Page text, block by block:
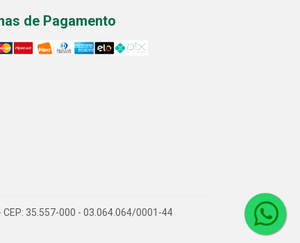
de Pagamento
35.557-000 - 03.064.064/0001-44